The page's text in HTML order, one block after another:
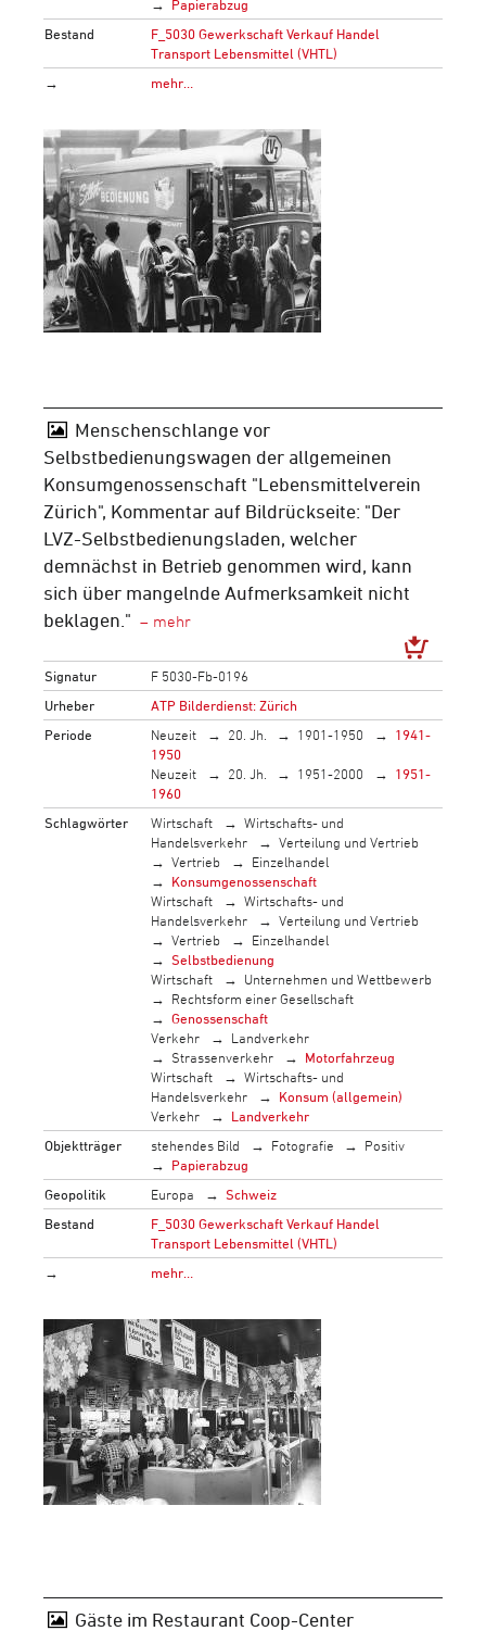
Papierabzug
Bestand
F_5030 Gewerkschaft Verkauf Handel
Transport Lebensmittel (VHTL)
→
mehr…
Menschenschlange vor
Selbstbedienungswagen der allgemeinen
Konsumgenossenschaft "Lebensmittelverein
Zürich", Kommentar auf Bildrückseite: "Der
LVZ-Selbstbedienungsladen, welcher
demnächst in Betrieb genommen wird, kann
sich über mangelnde Aufmerksamkeit nicht
beklagen."
Signatur
F 5030-Fb-0196
Urheber
ATP Bilderdienst: Zürich
Periode
Neuzeit 20. Jh. 1901-1950
1941-
1950
Neuzeit
20. Jh. 1951-2000
1951-
1960
Schlagwörter
Wirtschaft
Wirtschafts- und
Handelsverkehr
Verteilung und Vertrieb
Vertrieb
Einzelhandel
Konsumgenossenschaft
Wirtschaft
Wirtschafts- und
Handelsverkehr
Verteilung und Vertrieb
Vertrieb
Einzelhandel
Selbstbedienung
Wirtschaft
Unternehmen und Wettbewerb
Rechtsform einer Gesellschaft
Genossenschaft
Verkehr
Landverkehr
Strassenverkehr
Motorfahrzeug
Wirtschaft
Wirtschafts- und
Handelsverkehr
Konsum (allgemein)
Verkehr
Landverkehr
Objektträger
stehendes Bild Fotografie
Positiv
Papierabzug
Geopolitik
Europa
Schweiz
Bestand
F_5030 Gewerkschaft Verkauf Handel
Transport Lebensmittel (VHTL)
→
mehr…
Gäste im Restaurant Coop-Center